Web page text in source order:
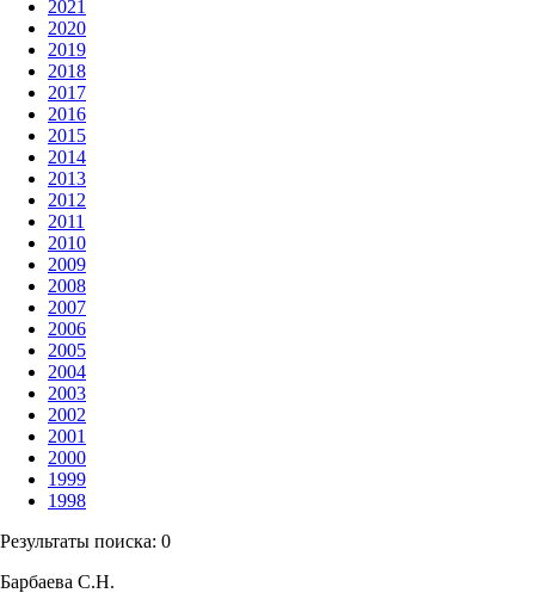
2021
2020
2019
2018
2017
2016
2015
2014
2013
2012
2011
2010
2009
2008
2007
2006
2005
2004
2003
2002
2001
2000
1999
1998
Результаты поиска: 0
Барбаева С.Н.